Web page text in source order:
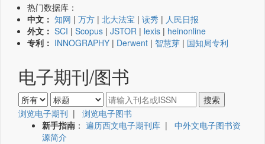
热门数据库：
中文： 知网 | 万方 | 北大法宝 | 读秀 | 人民日报
外文： SCI | Scopus | JSTOR | lexis | heinonline
专利： INNOGRAPHY | Derwent | 智慧芽 | 国知局专利
电子期刊/图书
浏览电子期刊 | 浏览电子图书
新手指南 ： 遍历西文电子期刊库 | 中外文电子图书资
源简介